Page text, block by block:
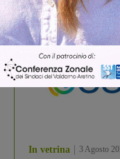
In vetrina 3 Agosto